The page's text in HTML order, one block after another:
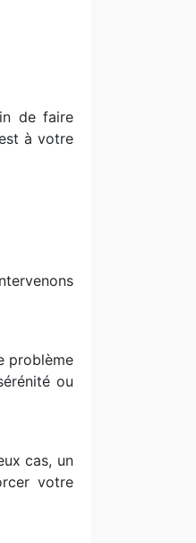
de faire
à votre
problème
ou
cas, un
votre